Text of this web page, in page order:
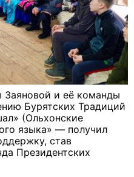
и её команды
Бурятских Традиций
(Ольхонские
языка» — получил
став
Президентских